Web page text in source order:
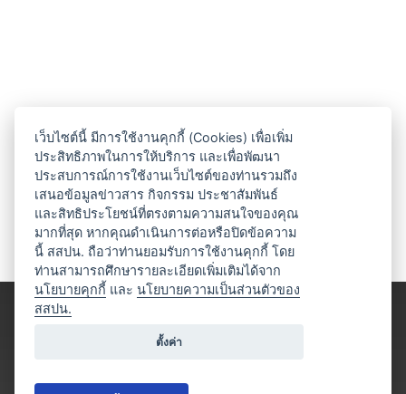
เว็บไซต์นี้ มีการใช้งานคุกกี้ (Cookies) เพื่อเพิ่ม
ประสิทธิภาพในการให้บริการ และเพื่อพัฒนา
ประสบการณ์การใช้งานเว็บไซต์ของท่านรวมถึง
เสนอข้อมูลข่าวสาร กิจกรรม ประชาสัมพันธ์
และสิทธิประโยชน์ที่ตรงตามความสนใจของคุณ
มากที่สุด หากคุณดำเนินการต่อหรือปิดข้อความ
นี้ สสปน. ถือว่าท่านยอมรับการใช้งานคุกกี้ โดย
ท่านสามารถศึกษารายละเอียดเพิ่มเติมได้จาก
นโยบายคุกกี้ และนโยบายความเป็นส่วนตัวของ
สสปน.
ตั้งค่า